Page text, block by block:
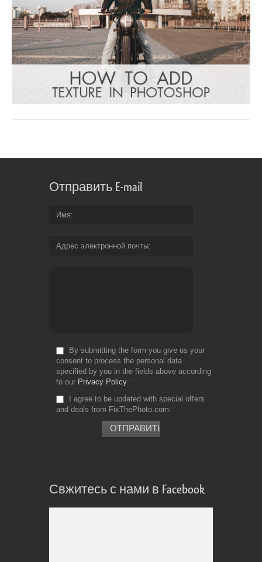
Отправить E-mail
Имя
Адрес электронной почты
By submitting the form you give us your
consent to process the personal data
specified by you in the fields above according
to our Privacy Policy
I agree to be updated with special offers
and deals from FixThePhoto.com
Свжитесь с нами в Facebook